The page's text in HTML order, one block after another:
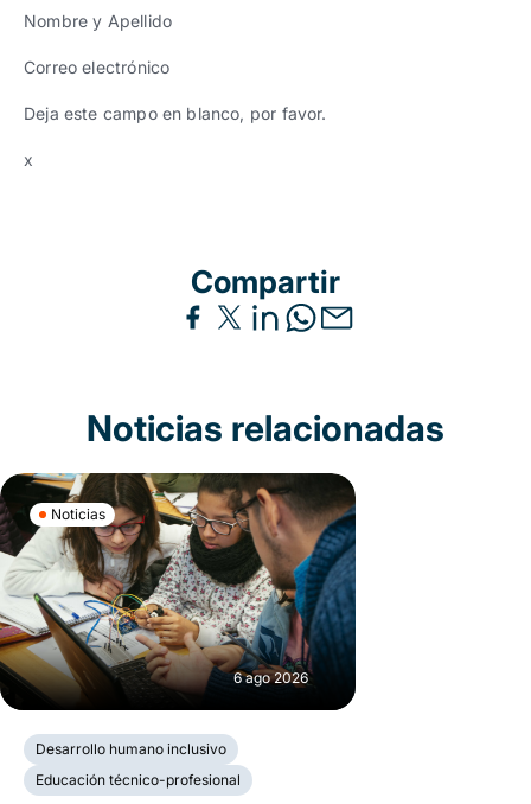
Nombre y Apellido
Correo electrónico
Deja este campo en blanco, por favor.
x
Compartir
Noticias relacionadas
Noticias
6 ago 2026
Desarrollo humano inclusivo
Educación técnico-profesional